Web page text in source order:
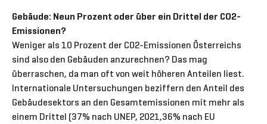
Gebäude: Neun Prozent oder über ein Drittel der CO2-
Emissionen?
Weniger als 10 Prozent der CO2-Emissionen Österreichs
sind also den Gebäuden anzurechnen? Das mag
überraschen, da man oft von weit höheren Anteilen liest.
Internationale Untersuchungen beziffern den Anteil des
Gebäudesektors an den Gesamtemissionen mit mehr als
einem Drittel (37% nach UNEP, 2021,36% nach EU